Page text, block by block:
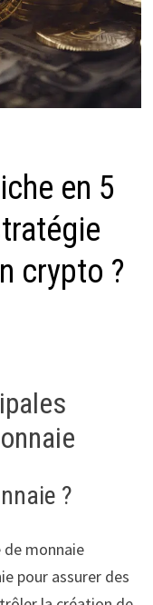
en 5
crypto ?
?
monnaie
pour assurer des